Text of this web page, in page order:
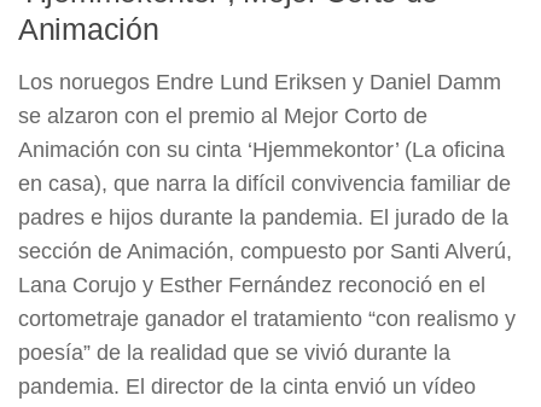
Animación
Los noruegos Endre Lund Eriksen y Daniel Damm
se alzaron con el premio al Mejor Corto de
Animación con su cinta ‘Hjemmekontor’ (La oficina
en casa), que narra la difícil convivencia familiar de
padres e hijos durante la pandemia. El jurado de la
sección de Animación, compuesto por Santi Alverú,
Lana Corujo y Esther Fernández reconoció en el
cortometraje ganador el tratamiento “con realismo y
poesía” de la realidad que se vivió durante la
pandemia. El director de la cinta envió un vídeo